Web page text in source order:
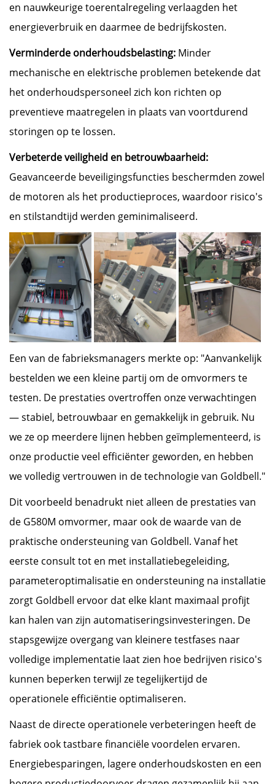
en nauwkeurige toerentalregeling verlaagden het
energieverbruik en daarmee de bedrijfskosten.
Verminderde onderhoudsbelasting: Minder
mechanische en elektrische problemen betekende dat
het onderhoudspersoneel zich kon richten op
preventieve maatregelen in plaats van voortdurend
storingen op te lossen.
Verbeterde veiligheid en betrouwbaarheid:
Geavanceerde beveiligingsfuncties beschermden zowel
de motoren als het productieproces, waardoor risico's
en stilstandtijd werden geminimaliseerd.
Een van de fabrieksmanagers merkte op: "Aanvankelijk
bestelden we een kleine partij om de omvormers te
testen. De prestaties overtroffen onze verwachtingen
— stabiel, betrouwbaar en gemakkelijk in gebruik. Nu
we ze op meerdere lijnen hebben geïmplementeerd, is
onze productie veel efficiënter geworden, en hebben
we volledig vertrouwen in de technologie van Goldbell."
Dit voorbeeld benadrukt niet alleen de prestaties van
de G580M omvormer, maar ook de waarde van de
praktische ondersteuning van Goldbell. Vanaf het
eerste consult tot en met installatiebegeleiding,
parameteroptimalisatie en ondersteuning na installatie
zorgt Goldbell ervoor dat elke klant maximaal profijt
kan halen van zijn automatiseringsinvesteringen. De
stapsgewijze overgang van kleinere testfases naar
volledige implementatie laat zien hoe bedrijven risico's
kunnen beperken terwijl ze tegelijkertijd de
operationele efficiëntie optimaliseren.
Naast de directe operationele verbeteringen heeft de
fabriek ook tastbare financiële voordelen ervaren.
Energiebesparingen, lagere onderhoudskosten en een